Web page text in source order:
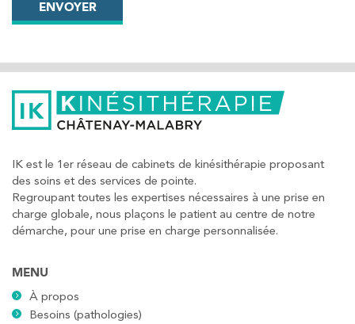
ENVOYER
IK est le 1er réseau de cabinets de kinésithérapie proposant
des soins et des services de pointe.
Regroupant toutes les expertises nécessaires à une prise en
charge globale, nous plaçons le patient au centre de notre
démarche, pour une prise en charge personnalisée.
MENU
À propos
Besoins (pathologies)